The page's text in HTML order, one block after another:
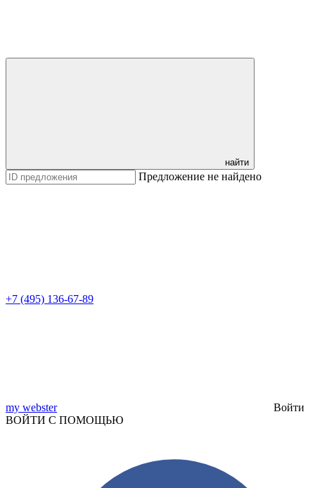
найти
Предложение не найдено
+7 (495) 136-67-89
my webster
Войти
ВОЙТИ С ПОМОЩЬЮ